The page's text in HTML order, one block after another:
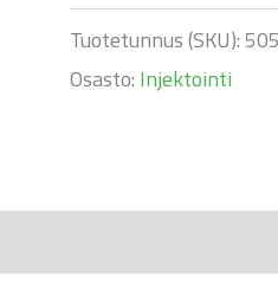
Tuotetunnus (SKU):
Osasto: Injektointi